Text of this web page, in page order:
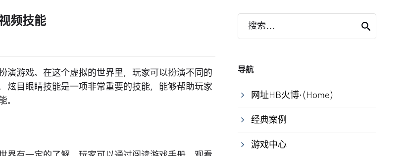
频技能
演游戏。在这个虚拟的世界里，玩家可以扮演不同的
炫目眼睛技能是一项非常重要的技能，能够帮助玩家
。
搜索...
导航
网址HB火博·(Home)
经典案例
游戏中心